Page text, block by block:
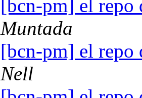
[bcn-pm] el repo
Muntada
[bcn-pm] el repo
Nell